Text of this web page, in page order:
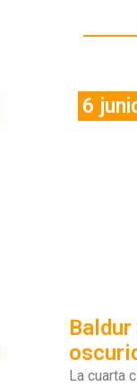
6
La cuarta